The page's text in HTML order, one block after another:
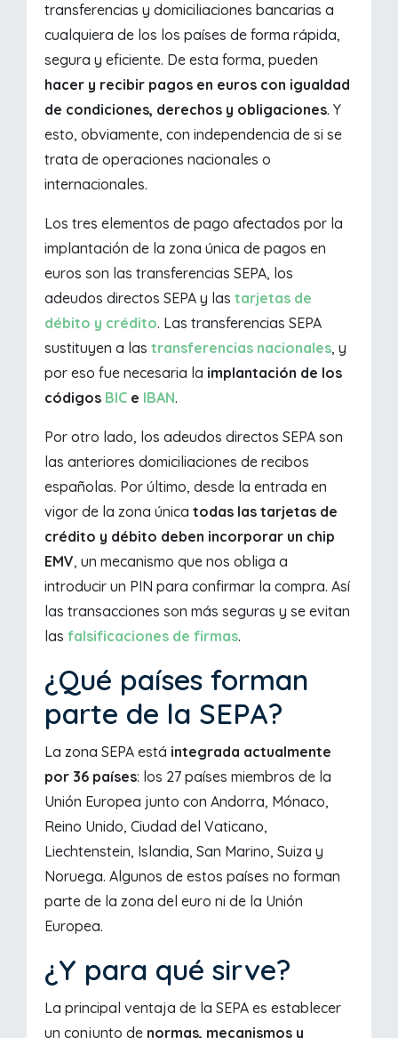
transferencias y domiciliaciones bancarias a
cualquiera de los los países de forma rápida,
segura y eficiente. De esta forma, pueden
hacer y recibir pagos en euros con igualdad
de condiciones, derechos y obligaciones. Y
esto, obviamente, con independencia de si se
trata de operaciones nacionales o
internacionales.
Los tres elementos de pago afectados por la
implantación de la zona única de pagos en
euros son las transferencias SEPA, los
adeudos directos SEPA y lastarjetas de
débito y crédito. Las transferencias SEPA
sustituyen a lastransferencias nacionales, y
por eso fue necesaria la implantación de los
códigos BIC e IBAN.
Por otro lado, los adeudos directos SEPA son
las anteriores domiciliaciones de recibos
españolas. Por último, desde la entrada en
vigor de la zona únicatodas las tarjetas de
crédito y débito deben incorporar un chip
EMV, un mecanismo que nos obliga a
introducir un PIN para confirmar la compra. Así
las transacciones son más seguras y se evitan
lasfalsificaciones de firmas.
¿Qué países forman
parte de la SEPA?
La zona SEPA está integrada actualmente
por 36 países: los 27 países miembros de la
Unión Europea junto con Andorra, Mónaco,
Reino Unido, Ciudad del Vaticano,
Liechtenstein, Islandia, San Marino, Suiza y
Noruega. Algunos de estos países no forman
parte de la zona del euro ni de la Unión
Europea.
¿Y para qué sirve?
La principal ventaja de la SEPA es establecer
un conjunto de normas, mecanismos y